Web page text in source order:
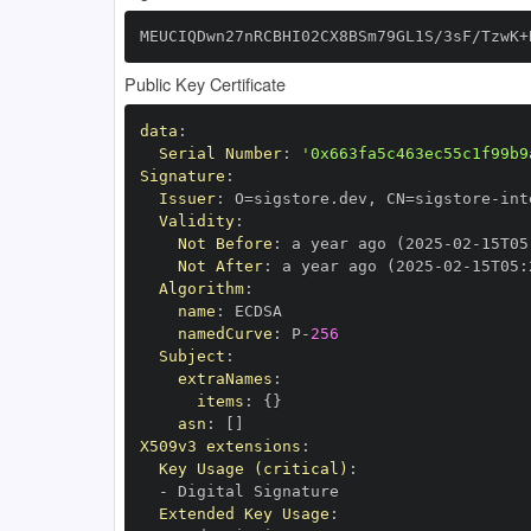
MEUCIQDwn27nRCBHI02CX8BSm79GL1S/3sF/
Public Key Certificate
data :
Serial Number:
Signature :
Issuer: O=sigstore.dev , CN=sigstore -
Validity:
Not Before : a year ago (2025 -02 - 15T05
Not After: a year ago (2025 -02 - 15T05 :
Algorithm:
name :
namedCurve : P- 256
Subject :
extraNames :
items : { }
asn :
X509v3 extensions :
Key Usage (critical) :
-
Extended Key Usage :